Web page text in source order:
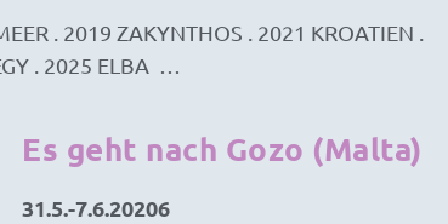
. 2019 ZAKYNTHOS . 2021 KROATIEN .
. 2025 ELBA
Es geht nach Gozo (Malta)
31.5.-7.6.20206